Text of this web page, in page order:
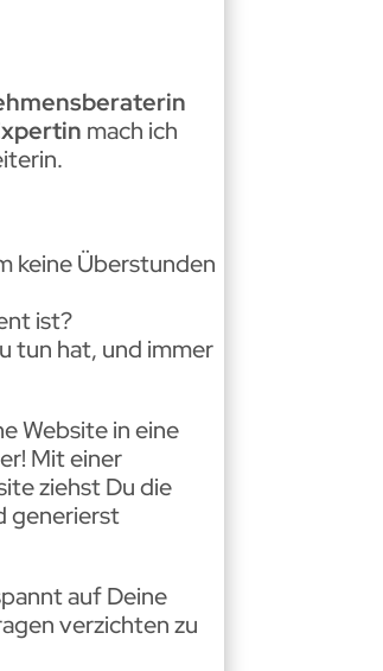
mach ich
keine Überstunden
ist?
tun hat, und immer
Website in eine
Mit einer
ziehst Du die
generierst
auf Deine
verzichten zu